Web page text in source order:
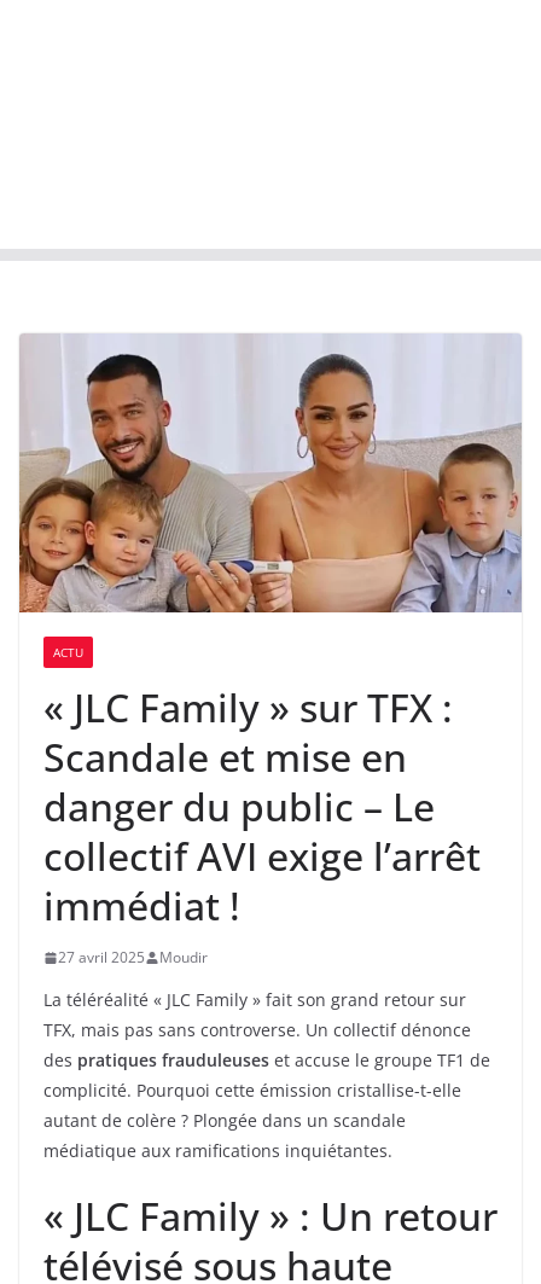
ACTU
« JLC Family » sur TFX :
Scandale et mise en
danger du public – Le
collectif AVI exige l’arrêt
immédiat !
27 avril 2025 Moudir
La téléréalité « JLC Family » fait son grand retour sur
TFX, mais pas sans controverse. Un collectif dénonce
des pratiques frauduleuses et accuse le groupe TF1 de
complicité. Pourquoi cette émission cristallise-t-elle
autant de colère ? Plongée dans un scandale
médiatique aux ramifications inquiétantes.
« JLC Family » : Un retour
télévisé sous haute